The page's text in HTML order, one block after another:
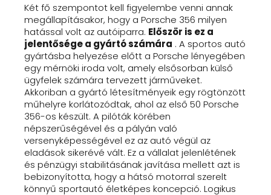
Két fő szempontot kell figyelembe venni annak
megállapításakor, hogy a Porsche 356 milyen
hatással volt az autóiparra. Először is ez a
jelentősége a gyártó számára . A sportos autó
gyártásba helyezése előtt a Porsche lényegében
egy mérnöki iroda volt, amely elsősorban külső
ügyfelek számára tervezett járműveket.
Akkoriban a gyártó létesítményeik egy rögtönzött
műhelyre korlátozódtak, ahol az első 50 Porsche
356-os készült. A pilóták körében
népszerűségével és a pályán való
versenyképességével ez az autó végül az
eladások sikerévé vált. Ez a vállalat jelenlétének
és pénzügyi stabilitásának javítása mellett azt is
bebizonyította, hogy a hátsó motorral szerelt
könnyű sportautó életképes koncepció. Logikus